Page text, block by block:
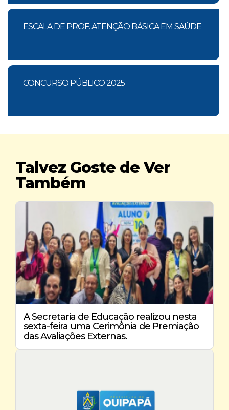
ESCALA DE PROF. ATENÇÃO BÁSICA EM SAÚDE
CONCURSO PÚBLICO 2025
Talvez Goste de Ver
Também
A Secretaria de Educação realizou nesta
sexta-feira uma Cerimônia de Premiação
das Avaliações Externas.